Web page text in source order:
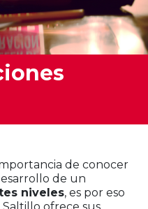
de conocer
de un
niveles, es por eso